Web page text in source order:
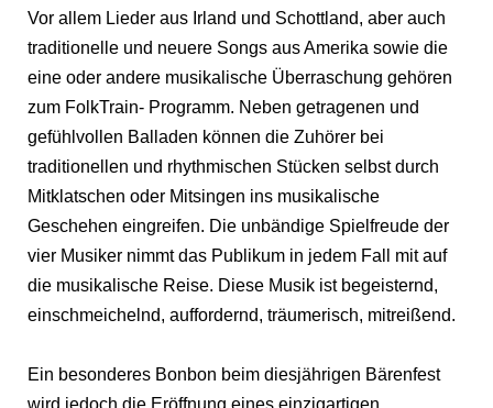
Vor allem Lieder aus Irland und Schottland, aber auch
traditionelle und neuere Songs aus Amerika sowie die
eine oder andere musikalische Überraschung gehören
zum FolkTrain- Programm. Neben getragenen und
gefühlvollen Balladen können die Zuhörer bei
traditionellen und rhythmischen Stücken selbst durch
Mitklatschen oder Mitsingen ins musikalische
Geschehen eingreifen. Die unbändige Spielfreude der
vier Musiker nimmt das Publikum in jedem Fall mit auf
die musikalische Reise. Diese Musik ist begeisternd,
einschmeichelnd, auffordernd, träumerisch, mitreißend.
Ein besonderes Bonbon beim diesjährigen Bärenfest
wird jedoch die Eröffnung eines einzigartigen